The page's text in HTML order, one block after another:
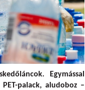
Egymással
palack, aludoboz –